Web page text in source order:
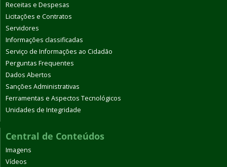
Receitas e Despesas
Licitações e Contratos
Servidores
Informações classificadas
Serviço de Informações ao Cidadão
Perguntas Frequentes
Dados Abertos
Sanções Administrativas
Ferramentas e Aspectos Tecnológicos
Unidades de Integridade
Central de Conteúdos
Imagens
Vídeos